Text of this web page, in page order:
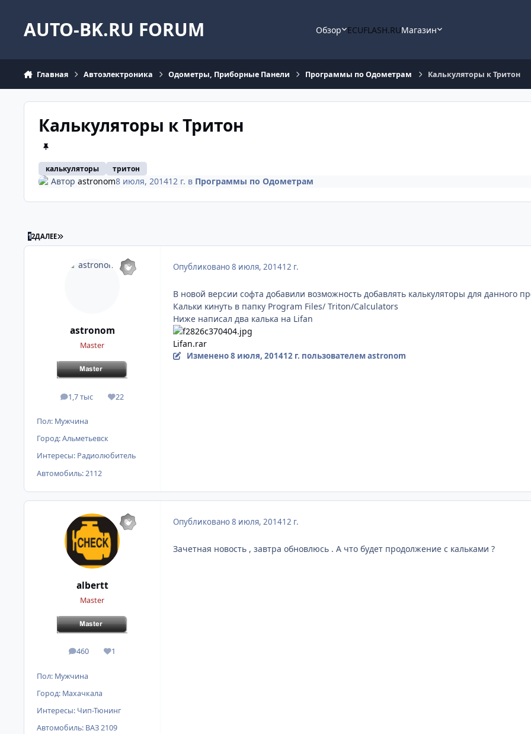
AUTO-BK.RU FORUM Обзор ECUFLASH.RUМагазин
Главная Автоэлектроника Одометры, Приборные Панели Программы по Одометрам Калькуляторы к Тритон
Калькуляторы к Тритон
калькуляторы тритон
Автор astronom8 июля, 201412 г. в Программы по Одометрам
12ДАЛЕЕ ПОСЛЕДНЯЯ СТРАНИЦА
astronom
Master
1,7 тыс
сообщения22
Репутация
Пол: Мужчина
Город:Альметьевск
Интересы: Радиолюбитель
Автомобиль:2112
Опубликовано8 июля, 201412 г.
В новой версии софта добавили возможность добавлять калькуляторы для данного
Кальки кинуть в папку Program Files/ Triton/Calculators
Ниже написал два калька на Lifan
Lifan.rar
Изменено8 июля, 201412 г. пользователем astronom
albertt
Master
460
сообщения
1
Репутация
Пол: Мужчина
Город: Махачкала
Интересы: Чип-Тюнинг
Автомобиль: ВАЗ 2109
Опубликовано8 июля, 201412 г.
Зачетная новость , завтра обновлюсь . А что будет продолжение с кальками ?